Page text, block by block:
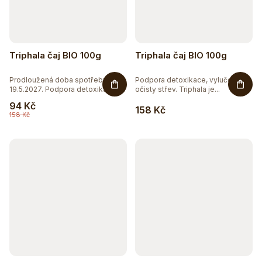
Triphala čaj BIO 100g
158 Kč
94 Kč
Prodloužená doba spotřeby do
19.5.2027. Podpora detoxikace,...
Triphala čaj BIO 100g
158 Kč
Podpora detoxikace, vylučování a
očisty střev. Triphala je...